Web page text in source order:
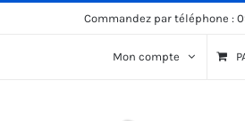
Commandez par téléphone :
Mon compte